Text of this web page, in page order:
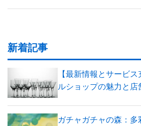
新着記事
【最新情報とサービ
ルショップの魅力と店
ガチャガチャの森：多